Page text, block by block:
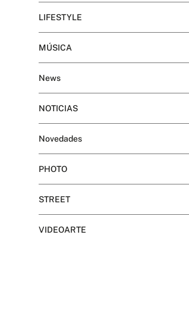
LIFESTYLE
MÚSICA
News
NOTICIAS
Novedades
PHOTO
STREET
VIDEOARTE